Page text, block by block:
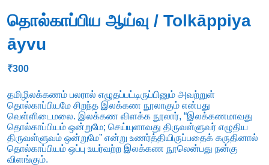
தொல்காப்பிய ஆய்வு / Tolkāppiya
āyvu
₹300
தமிழிலக்கணம் பலரால் எழுதப்பட்டிருப்பினும் அவற்றுள்
தொல்காப்பியமே சிறந்த இலக்கண நூலாகும் என்பது
வெள்ளிடைமலை. இலக்கண விளக்க நூலார், “இலக்கணமாவது
தொல்காப்பியம் ஒன்றுமே; செய்யுளாவது திருவள்ளுவர் எழுதிய
திருவள்ளுவம் ஒன்றுமே” என்று உணர்த்தியிருப்பதைக் கருதினால்
தொல்காப்பியம் ஒப்பு உயர்வற்ற இலக்கண நூலென்பது நன்கு
விளங்கும்.